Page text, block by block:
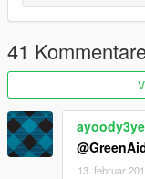
41
13. februar